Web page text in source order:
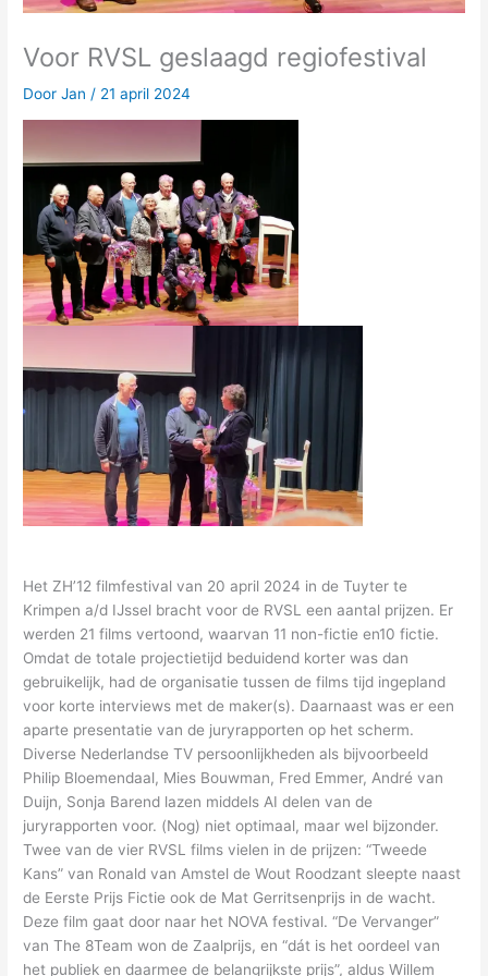
Voor RVSL geslaagd regiofestival
DoorJan / 21 april 2024
Het ZH’12 filmfestival van 20 april 2024 in de Tuyter te
Krimpen a/d IJssel bracht voor de RVSL een aantal prijzen. Er
werden 21 films vertoond, waarvan 11 non-fictie en10 fictie.
Omdat de totale projectietijd beduidend korter was dan
gebruikelijk, had de organisatie tussen de films tijd ingepland
voor korte interviews met de maker(s). Daarnaast was er een
aparte presentatie van de juryrapporten op het scherm.
Diverse Nederlandse TV persoonlijkheden als bijvoorbeeld
Philip Bloemendaal, Mies Bouwman, Fred Emmer, André van
Duijn, Sonja Barend lazen middels AI delen van de
juryrapporten voor. (Nog) niet optimaal, maar wel bijzonder.
Twee van de vier RVSL films vielen in de prijzen: “Tweede
Kans” van Ronald van Amstel de Wout Roodzant sleepte naast
de Eerste Prijs Fictie ook de Mat Gerritsenprijs in de wacht.
Deze film gaat door naar het NOVA festival. “De Vervanger”
van The 8Team won de Zaalprijs, en “dát is het oordeel van
het publiek en daarmee de belangrijkste prijs”, aldus Willem